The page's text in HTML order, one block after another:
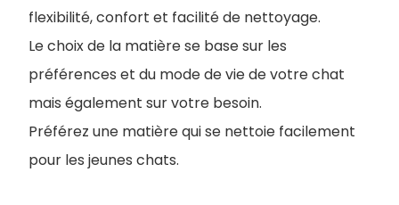
flexibilité, confort et facilité de nettoyage.
Le choix de la matière se base sur les
préférences et du mode de vie de votre chat
mais également sur votre besoin.
Préférez une matière qui se nettoie facilement
pour les jeunes chats.